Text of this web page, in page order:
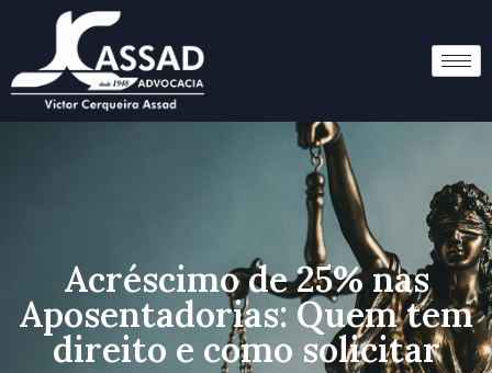
Acréscimo de 25% nas
Aposentadorias: Quem tem
direito e como solicitar